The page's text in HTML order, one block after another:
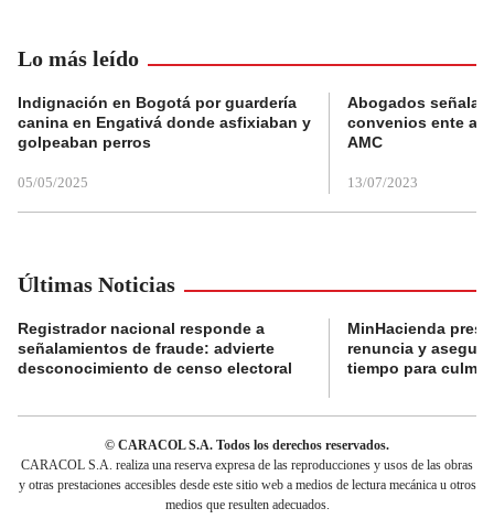
Lo más leído
Indignación en Bogotá por guardería
canina en Engativá donde asfixiaban y
golpeaban perros
05/05/2025
Abogados
convenios ente
AMC
13/07/2023
Últimas Noticias
Registrador nacional responde a
señalamientos de fraude: advierte
desconocimiento de censo electoral
MinHacienda
renuncia y
tiempo para
© CARACOL S.A. Todos los derechos reservados.
CARACOL S.A. realiza una reserva expresa de las reproducciones y usos de las obras
y otras prestaciones accesibles desde este sitio web a medios de lectura mecánica u otros
medios que resulten adecuados.